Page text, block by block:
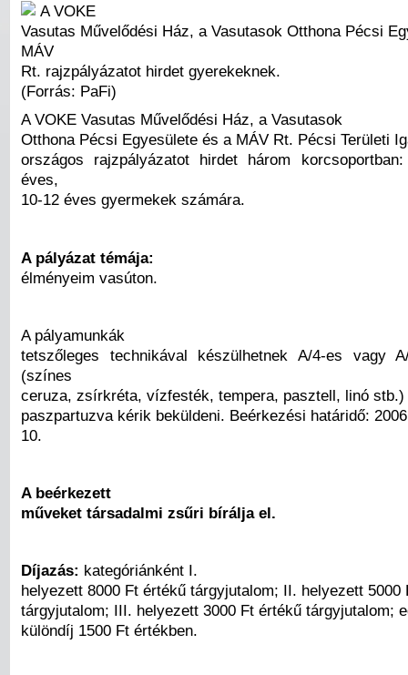
A VOKE
Vasutas Művelődési Ház, a Vasutasok Otthona Pécsi
MÁV
Rt. rajzpályázatot hirdet gyerekeknek.
(Forrás: PaFi)
A VOKE Vasutas Művelődési Ház, a Vasutasok
Otthona Pécsi Egyesülete és a MÁV Rt. Pécsi Területi
országos rajzpályázatot hirdet három
éves,
10-12 éves gyermekek számára.
A pályázat témája:
élményeim vasúton.
A pályamunkák
tetszőleges technikával készülhetnek A/4-es vagy
(színes
ceruza, zsírkréta, vízfesték, tempera, pasztell, linó stb.)
paszpartuzva kérik beküldeni. Beérkezési határidő:
10.
A beérkezett
műveket társadalmi zsűri bírálja el.
Díjazás: kategóriánként I.
helyezett 8000 Ft értékű tárgyjutalom; II. helyezett 5000
tárgyjutalom; III. helyezett 3000 Ft értékű tárgyjutalom;
különdíj 1500 Ft értékben.